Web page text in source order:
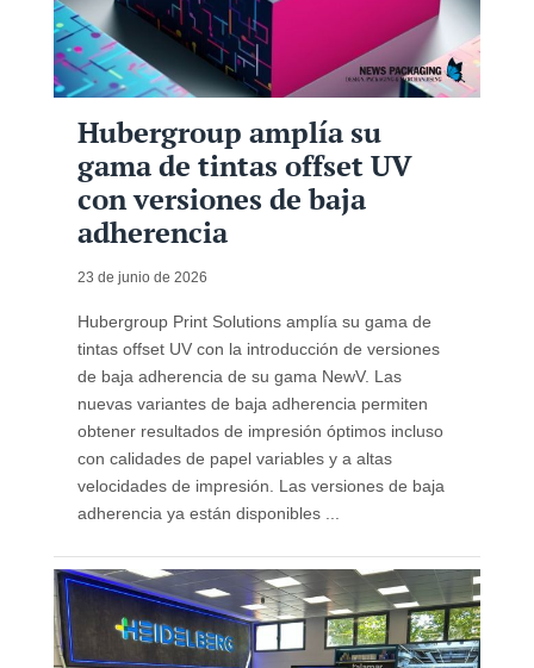
Hubergroup amplía su
gama de tintas offset UV
con versiones de baja
adherencia
23 de junio de 2026
Hubergroup Print Solutions amplía su gama de
tintas offset UV con la introducción de versiones
de baja adherencia de su gama NewV. Las
nuevas variantes de baja adherencia permiten
obtener resultados de impresión óptimos incluso
con calidades de papel variables y a altas
velocidades de impresión. Las versiones de baja
adherencia ya están disponibles ...